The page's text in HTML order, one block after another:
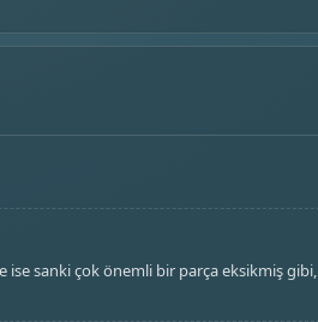
ise sanki çok önemli bir parça eksikmiş gibi,